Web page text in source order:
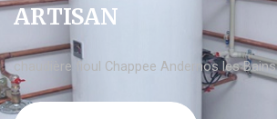
ARTISAN
chaudière fioul Chappee Andernos les Bains